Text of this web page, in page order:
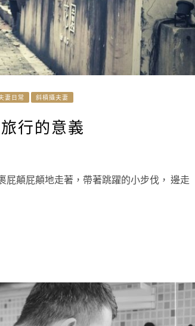
妻日常 斜槓攝夫妻
行的意義
屁顛屁顛地走著，帶著跳躍的小步伐， 邊走